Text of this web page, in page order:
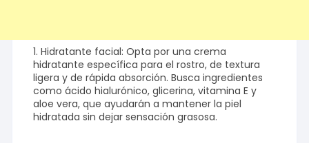
1. Hidratante facial: Opta por una crema
hidratante específica para el rostro, de textura
ligera y de rápida absorción. Busca ingredientes
como ácido hialurónico, glicerina, vitamina E y
aloe vera, que ayudarán a mantener la piel
hidratada sin dejar sensación grasosa.